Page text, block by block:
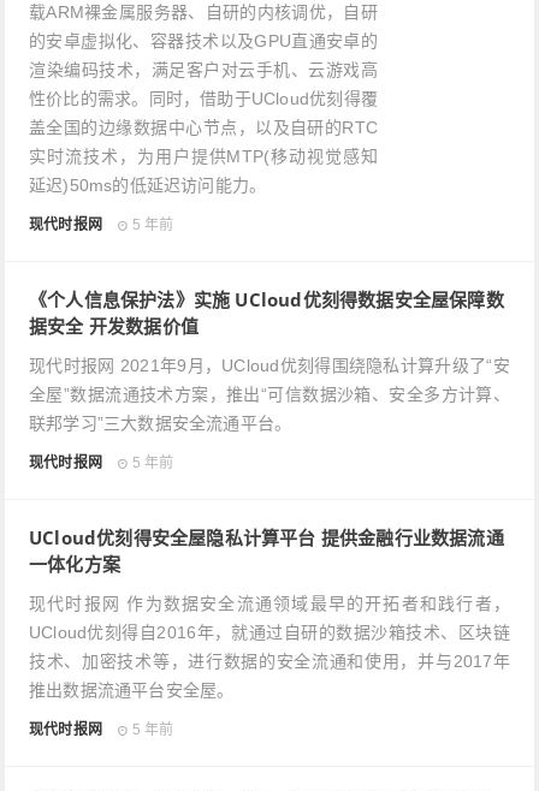
载ARM裸金属服务器、自研的内核调优，自研
的安卓虚拟化、容器技术以及GPU直通安卓的
渲染编码技术，满足客户对云手机、云游戏高
性价比的需求。同时，借助于UCloud优刻得覆
盖全国的边缘数据中心节点，以及自研的RTC
实时流技术，为用户提供MTP(移动视觉感知
延迟)50ms的低延迟访问能力。
现代时报网 5 年前
《个人信息保护法》实施 UCloud优刻得数据安全屋保障数
据安全 开发数据价值
现代时报网 2021年9月，UCloud优刻得围绕隐私计算升级了“安
全屋”数据流通技术方案，推出“可信数据沙箱、安全多方计算、
联邦学习”三大数据安全流通平台。
现代时报网 5 年前
UCloud优刻得安全屋隐私计算平台 提供金融行业数据流通
一体化方案
现代时报网 作为数据安全流通领域最早的开拓者和践行者，
UCloud优刻得自2016年，就通过自研的数据沙箱技术、区块链
技术、加密技术等，进行数据的安全流通和使用，并与2017年
推出数据流通平台安全屋。
现代时报网 5 年前